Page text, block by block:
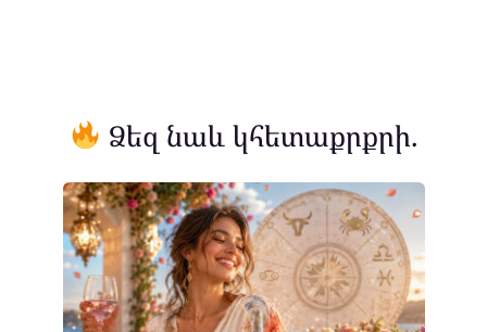
Ձեզ նաև կհետաքրքրի.